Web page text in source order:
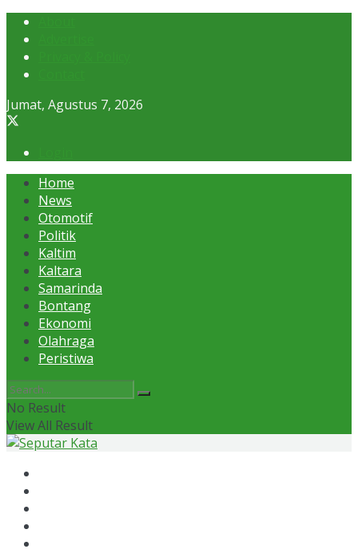
Jumat, Agustus 7, 2026
Home
News
Otomotif
Politik
Kaltim
Kaltara
Samarinda
Bontang
Ekonomi
Olahraga
Peristiwa
No Result
View All Result